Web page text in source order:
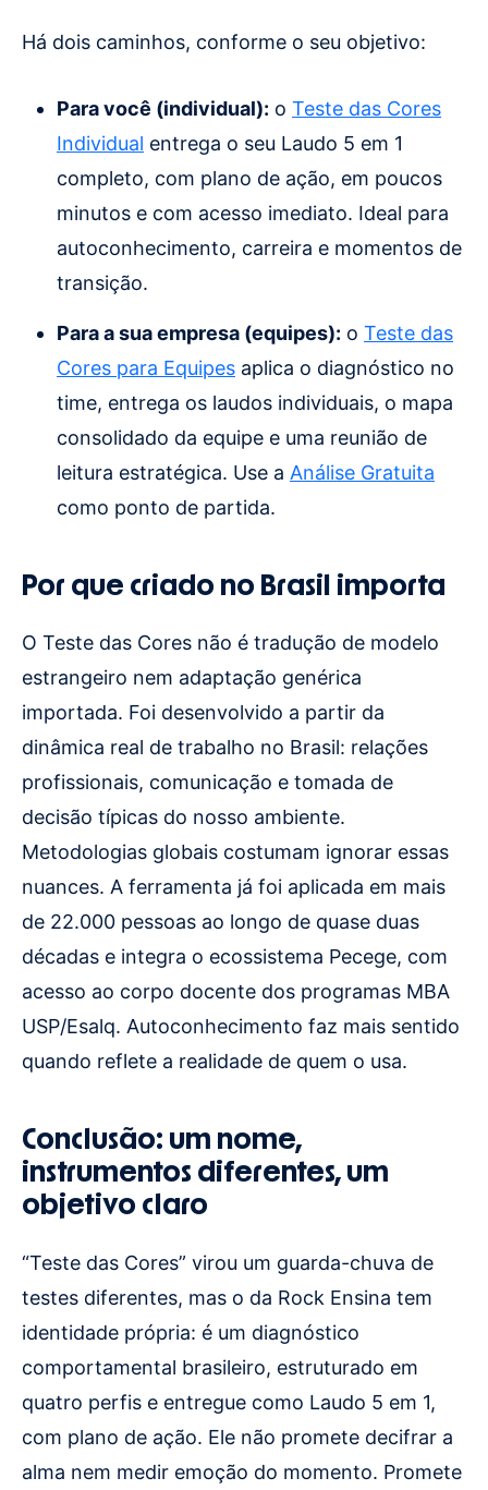
Há dois caminhos, conforme o seu objetivo:
Para você (individual): o Teste das Cores
Individual entrega o seu Laudo 5 em 1
completo, com plano de ação, em poucos
minutos e com acesso imediato. Ideal para
autoconhecimento, carreira e momentos de
transição.
Para a sua empresa (equipes): o Teste das
Cores para Equipes aplica o diagnóstico no
time, entrega os laudos individuais, o mapa
consolidado da equipe e uma reunião de
leitura estratégica. Use a Análise Gratuita
como ponto de partida.
Por que criado no Brasil importa
O Teste das Cores não é tradução de modelo
estrangeiro nem adaptação genérica
importada. Foi desenvolvido a partir da
dinâmica real de trabalho no Brasil: relações
profissionais, comunicação e tomada de
decisão típicas do nosso ambiente.
Metodologias globais costumam ignorar essas
nuances. A ferramenta já foi aplicada em mais
de 22.000 pessoas ao longo de quase duas
décadas e integra o ecossistema Pecege, com
acesso ao corpo docente dos programas MBA
USP/Esalq. Autoconhecimento faz mais sentido
quando reflete a realidade de quem o usa.
Conclusão: um nome,
instrumentos diferentes, um
objetivo claro
“Teste das Cores” virou um guarda-chuva de
testes diferentes, mas o da Rock Ensina tem
identidade própria: é um diagnóstico
comportamental brasileiro, estruturado em
quatro perfis e entregue como Laudo 5 em 1,
com plano de ação. Ele não promete decifrar a
alma nem medir emoção do momento. Promete